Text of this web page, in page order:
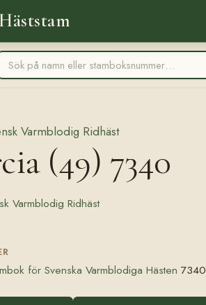
Häststam
Varmblodig Ridhäst
(49) 7340
Varmblodig Ridhäst
för Svenska Varmblodiga Hästen 7340